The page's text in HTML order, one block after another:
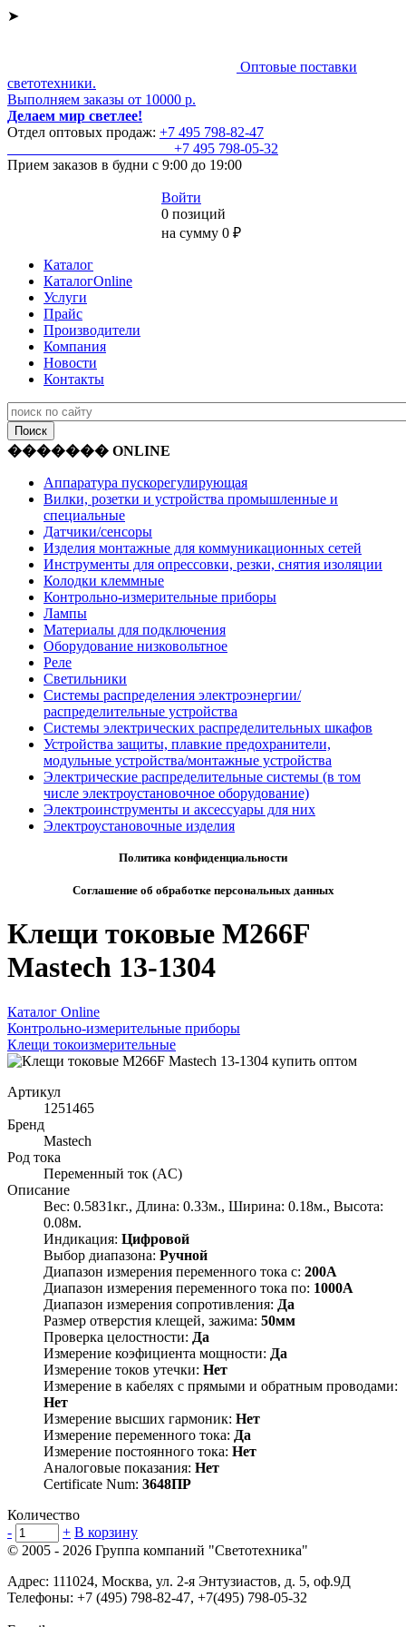
➤
Оптовые поставки
светотехники.
Выполняем заказы от 10000 р.
Делаем мир светлее!
Отдел оптовых продаж: +7 495 798-82-47
+7 495 798-05-32
Прием заказов в будни с 9:00 до 19:00
Войти
0 позиций
на сумму 0 ₽
Каталог
КаталогOnline
Услуги
Прайс
Производители
Компания
Новости
Контакты
������� ONLINE
Аппаратура пускорегулирующая
Вилки, розетки и устройства промышленные и
специальные
Датчики/сенсоры
Изделия монтажные для коммуникационных сетей
Инструменты для опрессовки, резки, снятия изоляции
Колодки клеммные
Контрольно-измерительные приборы
Лампы
Материалы для подключения
Оборудование низковольтное
Реле
Светильники
Системы распределения электроэнергии/
распределительные устройства
Системы электрических распределительных шкафов
Устройства защиты, плавкие предохранители,
модульные устройства/монтажные устройства
Электрические распределительные системы (в том
числе электроустановочное оборудование)
Электроинструменты и аксессуары для них
Электроустановочные изделия
Политика конфиденциальности
Соглашение об обработке персональных данных
Клещи токовые M266F
Mastech 13-1304
Каталог Online
Контрольно-измерительные приборы
Клещи токоизмерительные
Артикул
1251465
Бренд
Mastech
Род тока
Переменный ток (AC)
Описание
Вес: 0.5831кг., Длина: 0.33м., Ширина: 0.18м., Высота:
0.08м.
Индикация: Цифровой
Выбор диапазона: Ручной
Диапазон измерения переменного тока с: 200А
Диапазон измерения переменного тока по: 1000А
Диапазон измерения сопротивления: Да
Размер отверстия клещей, зажима: 50мм
Проверка целостности: Да
Измерение коэфициента мощности: Да
Измерение токов утечки: Нет
Измерение в кабелях с прямыми и обратным проводами:
Нет
Измерение высших гармоник: Нет
Измерение переменного тока: Да
Измерение постоянного тока: Нет
Аналоговые показания: Нет
Certificate Num: 3648ПР
Количество
-
+ В корзину
© 2005 - 2026 Группа компаний "Светотехника"
Адрес: 111024, Москва, ул. 2-я Энтузиастов, д. 5, оф.9Д
Телефоны: +7 (495) 798-82-47, +7(495) 798-05-32